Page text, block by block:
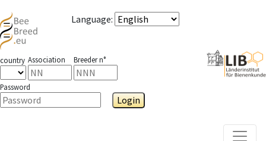
Language:
country Association Breeder n°
Password
Login